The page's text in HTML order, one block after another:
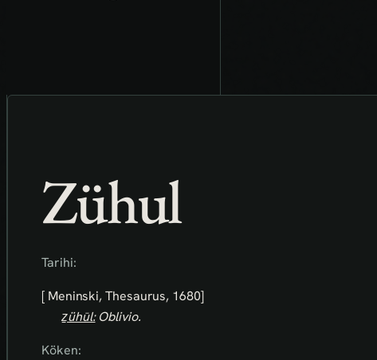
Zühul
Tarihi:
[ Meninski, Thesaurus, 1680]
ẕühūl:Oblivio.
Köken: